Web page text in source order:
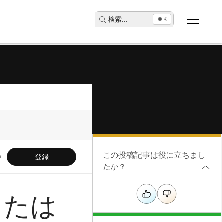
検索... ⌘K
登録
は
この投稿記事は役に立ちまし
たか？